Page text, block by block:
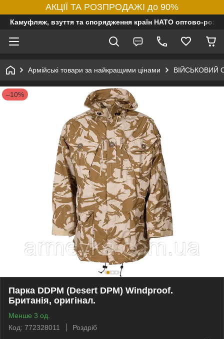
АКЦІЇ ТА РОЗПРОДАЖІ до 90%
Камуфляж, взуття та спорядження країн НАТО оптово-
Армійські товари за найкращими цінами ВІЙСЬКОВИЙ
–10%
Парка DDPM (Desert DPM) Windproof.
Британія, оригінал.
Менше 3 од.
Код: 772328011
Роздріб